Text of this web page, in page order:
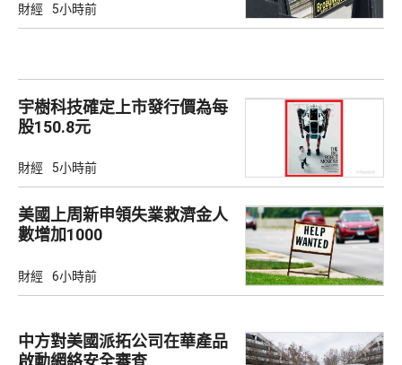
財經 5小時前
宇樹科技確定上市發行價為每
股150.8元
財經 5小時前
美國上周新申領失業救濟金人
數增加1000
財經 6小時前
中方對美國派拓公司在華產品
啟動網絡安全審查